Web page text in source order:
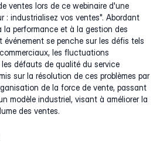
ventes lors de ce webinaire d'une
: industrialisez vos ventes". Abordant
la performance et à la gestion des
événement se penche sur les défis tels
les fluctuations
défauts de qualité du service
sur la résolution de ces problèmes par
de la force de vente, passant
modèle industriel, visant à améliorer la
des ventes.